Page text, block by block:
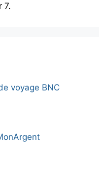
7.
voyage BNC